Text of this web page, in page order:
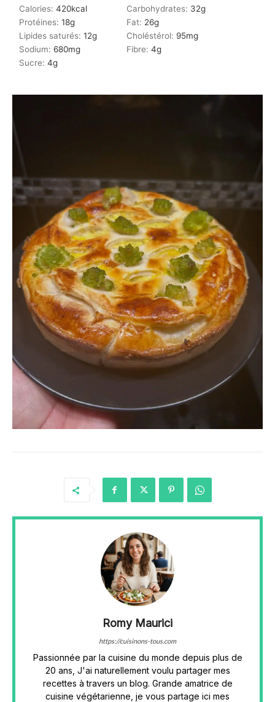
Calories: 420kcal Carbohydrates: 32g
Protéines: 18g Fat: 26g
Lipides saturés: 12g Choléstérol: 95mg
Sodium: 680mg Fibre: 4g
Sucre: 4g
Romy Maurici
https://cuisinons-tous.com
Passionnée par la cuisine du monde depuis plus de
20 ans, J'ai naturellement voulu partager mes
recettes à travers un blog. Grande amatrice de
cuisine végétarienne, je vous partage ici mes